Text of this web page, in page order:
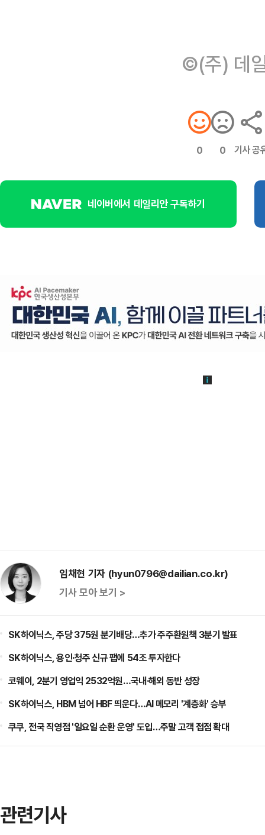
©(주) 데
0 0 기사 공
네이버에서 데일리안 구독하기
임채현 기자 (hyun0796@dailian.co.kr)
기사 모아 보기 >
SK하이닉스, 주당 375원 분기배당…추가 주주환원책 3분기 발표
SK하이닉스, 용인·청주 신규 팹에 54조 투자한다
코웨이, 2분기 영업익 2532억원…국내·해외 동반 성장
SK하이닉스, HBM 넘어 HBF 띄운다…AI 메모리 '계층화' 승부
쿠쿠, 전국 직영점 '일요일 순환 운영' 도입…주말 고객 접점 확대
관련기사